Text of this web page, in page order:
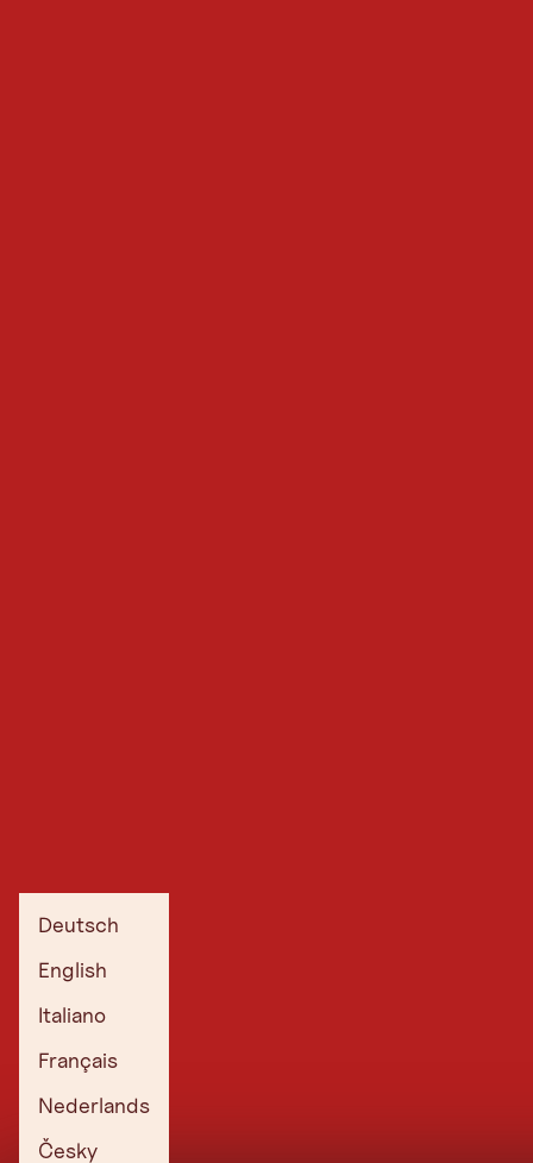
Deutsch
English
Italiano
Français
Nederlands
Česky